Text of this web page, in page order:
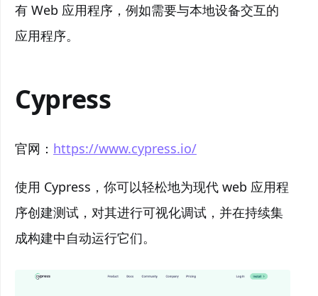
有 Web 应用程序，例如需要与本地设备交互的
应用程序。
Cypress
官网： https://www.cypress.io/
使用 Cypress，你可以轻松地为现代 web 应用程
序创建测试，对其进行可视化调试，并在持续集
成构建中自动运行它们。